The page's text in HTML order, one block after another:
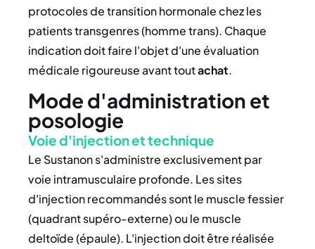
protocoles de transition hormonale chez les
patients transgenres (homme trans). Chaque
indication doit faire l'objet d'une évaluation
médicale rigoureuse avant toutachat.
Mode d'administration et
posologie
Voie d'injection et technique
Le Sustanon s'administre exclusivement par
voie intramusculaire profonde. Les sites
d'injection recommandés sont le muscle fessier
(quadrant supéro-externe) ou le muscle
deltoïde (épaule). L'injection doit être réalisée